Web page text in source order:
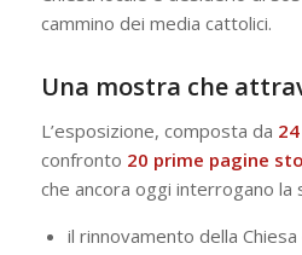
cammino dei media cattolici.
Una mostra che
L’esposizione, composta da
confronto 20 prime pagine
che ancora oggi interrogano la
il rinnovamento della Chiesa